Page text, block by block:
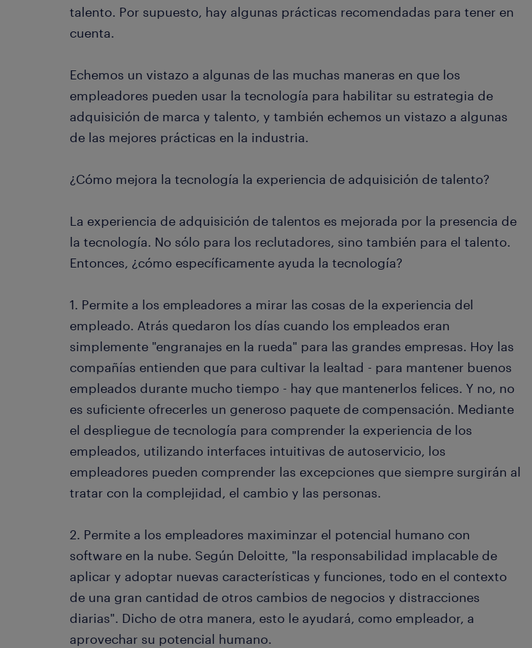
talento. Por supuesto, hay algunas prácticas recomendadas para tener en
cuenta.
Echemos un vistazo a algunas de las muchas maneras en que los
empleadores pueden usar la tecnología para habilitar su estrategia de
adquisición de marca y talento, y también echemos un vistazo a algunas
de las mejores prácticas en la industria.
¿Cómo mejora la tecnología la experiencia de adquisición de talento?
La experiencia de adquisición de talentos es mejorada por la presencia de
la tecnología. No sólo para los reclutadores, sino también para el talento.
Entonces, ¿cómo específicamente ayuda la tecnología?
1. Permite a los empleadores a mirar las cosas de la experiencia del
empleado. Atrás quedaron los días cuando los empleados eran
simplemente "engranajes en la rueda" para las grandes empresas. Hoy las
compañías entienden que para cultivar la lealtad - para mantener buenos
empleados durante mucho tiempo - hay que mantenerlos felices. Y no, no
es suficiente ofrecerles un generoso paquete de compensación. Mediante
el despliegue de tecnología para comprender la experiencia de los
empleados, utilizando interfaces intuitivas de autoservicio, los
empleadores pueden comprender las excepciones que siempre surgirán al
tratar con la complejidad, el cambio y las personas.
2. Permite a los empleadores maximinzar el potencial humano con
software en la nube. Según Deloitte, "la responsabilidad implacable de
aplicar y adoptar nuevas características y funciones, todo en el contexto
de una gran cantidad de otros cambios de negocios y distracciones
diarias". Dicho de otra manera, esto le ayudará, como empleador, a
aprovechar su potencial humano.